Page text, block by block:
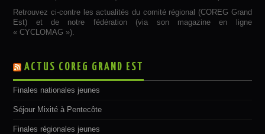
Retrouvez ci-contre les actualités du comité régional (COREG Grand
Est) et de notre fédération (via son magazine en ligne
« CYCLOMAG »).
ACTUS COREG GRAND EST
Finales nationales jeunes
Séjour Mixité à Pentecôte
Finales régionales jeunes